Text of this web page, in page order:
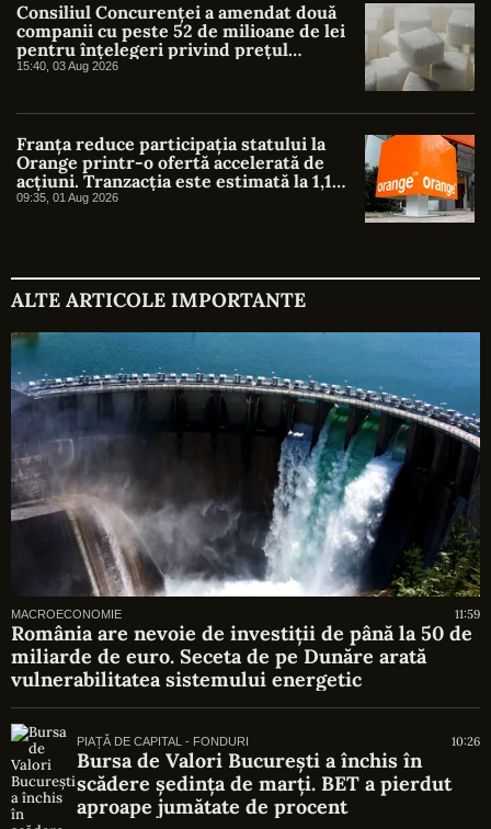
Consiliul Concurenței a amendat două
companii cu peste 52 de milioane de lei
pentru înțelegeri privind prețul
zahărului
15:40, 03 Aug 2026
Franța reduce participația statului la
Orange printr-o ofertă accelerată de
acțiuni. Tranzacția este estimată la 1,1
miliarde de euro
09:35, 01 Aug 2026
ALTE ARTICOLE IMPORTANTE
MACROECONOMIE 11:59
România are nevoie de investiții de până la 50 de
miliarde de euro. Seceta de pe Dunăre arată
vulnerabilitatea sistemului energetic
PIAȚĂ DE CAPITAL - FONDURI 10:26
Bursa de Valori București a închis în
scădere ședința de marți. BET a pierdut
aproape jumătate de procent